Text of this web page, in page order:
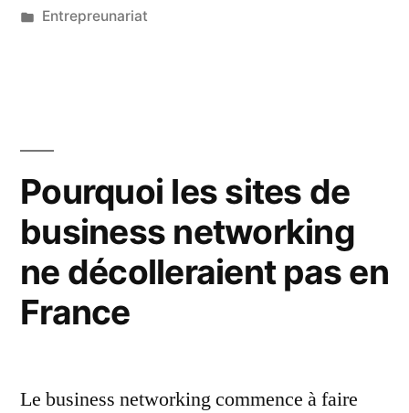
par
Publié
Entrepreunariat
Pourquoi les sites de
business networking
ne décolleraient pas en
France
Le business networking commence à faire